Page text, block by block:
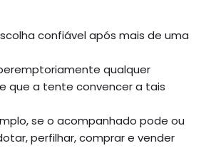
confiável após mais de uma
qualquer
que a tente convencer a tais
se o acompanhado pode ou
perfilhar, comprar e vender